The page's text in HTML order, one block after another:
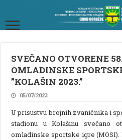
SVEČANO OTVORENE
OMLADINSKE
”KOLAŠIN 2023.”
05/07/2023
U prisustvu brojnih zvaničnika i
stadionu u Kolašinu svečano
omladinske sportske igre